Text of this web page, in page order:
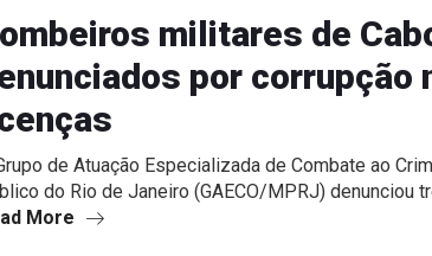
militares de
por corrupção
de Atuação Especializada de Combate ao
do Rio de Janeiro (GAECO/MPRJ) denunciou
More